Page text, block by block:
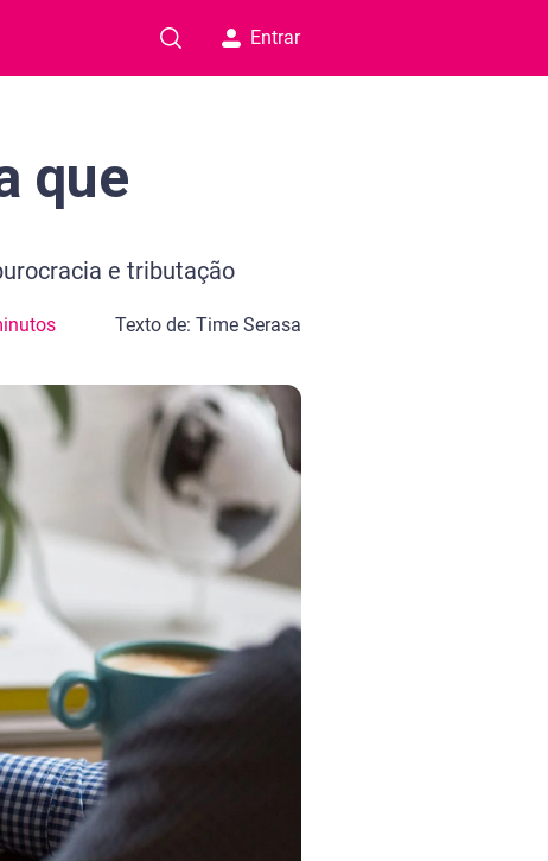
Entrar
que
e tributação
Texto de: Time Serasa